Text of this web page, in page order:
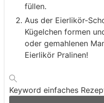
füllen.
Aus der Eierlikör-
Kügelchen formen
oder gemahlenen
Eierlikör Pralinen!
Keyword einfaches